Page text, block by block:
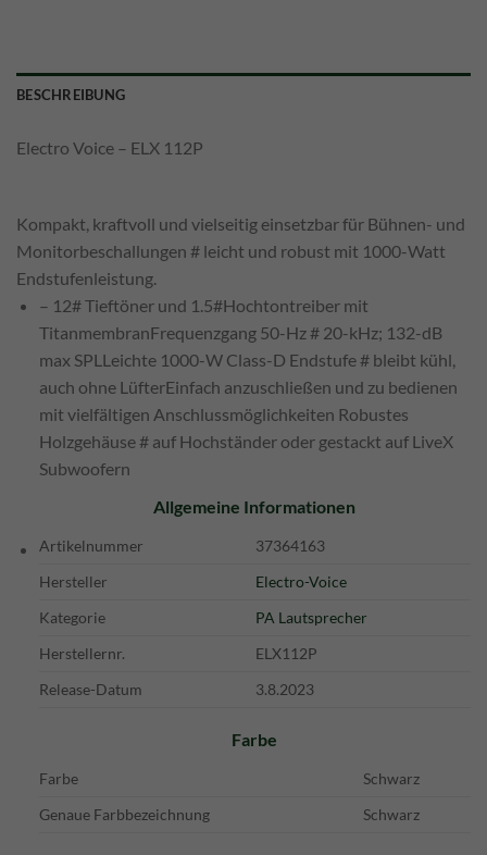
BESCHREIBUNG
Electro Voice – ELX 112P
Kompakt, kraftvoll und vielseitig einsetzbar für Bühnen- und
Monitorbeschallungen # leicht und robust mit 1000-Watt
Endstufenleistung.
– 12# Tieftöner und 1.5#Hochtontreiber mit
TitanmembranFrequenzgang 50-Hz # 20-kHz; 132-dB
max SPLLeichte 1000-W Class-D Endstufe # bleibt kühl,
auch ohne LüfterEinfach anzuschließen und zu bedienen
mit vielfältigen Anschlussmöglichkeiten Robustes
Holzgehäuse # auf Hochständer oder gestackt auf LiveX
Subwoofern
Allgemeine Informationen
Artikelnummer
37364163
Hersteller
Electro-Voice
Kategorie
PA Lautsprecher
Herstellernr.
ELX112P
Release-Datum
3.8.2023
Farbe
Farbe
Schwarz
Genaue Farbbezeichnung
Schwarz